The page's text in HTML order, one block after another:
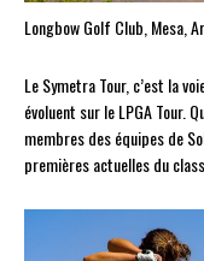
Longbow Golf Club, Mesa,
Le Symetra Tour, c’est la
évoluent sur le LPGA Tour.
membres des équipes de
premières actuelles du